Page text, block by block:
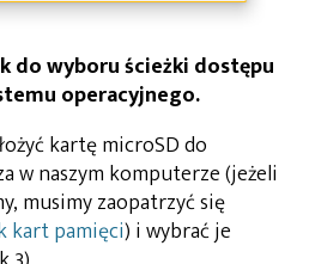
do wyboru ścieżki dostępu
operacyjnego.
kartę microSD do
w naszym komputerze (jeżeli
musimy zaopatrzyć się
kart pamięci) i wybrać je